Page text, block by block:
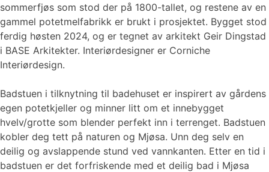
sommerfjøs som stod der på 1800-tallet, og restene av en
gammel potetmelfabrikk er brukt i prosjektet. Bygget stod
ferdig høsten 2024, og er tegnet av arkitekt Geir Dingstad
i BASE Arkitekter. Interiørdesigner er Corniche
Interiørdesign.
Badstuen i tilknytning til badehuset er inspirert av gårdens
egen potetkjeller og minner litt om et innebygget
hvelv/grotte som blender perfekt inn i terrenget. Badstuen
kobler deg tett på naturen og Mjøsa. Unn deg selv en
deilig og avslappende stund ved vannkanten. Etter en tid i
badstuen er det forfriskende med et deilig bad i Mjøsa